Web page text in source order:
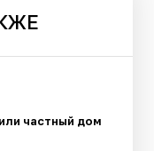
частный дом